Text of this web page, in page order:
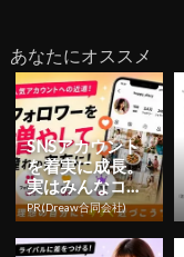
あなたにオススメ
SNSアカウント
を着実に成長。
実はみんなココ
使ってます。
PR(Dreaw合同会社)